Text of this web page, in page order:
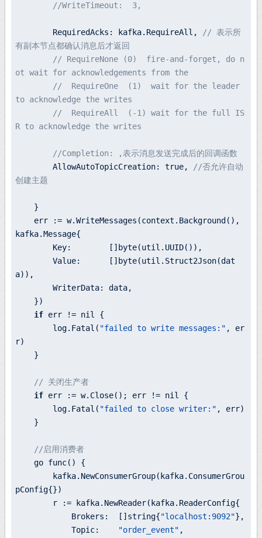
//WriteTimeout:  3,
        RequiredAcks:
kafka. RequireAll,
// 表示所
有副本节点都确认消息后才返回
// RequireNone (0)  fire-and-forget, do n
ot wait for acknowledgements from the
//  RequireOne  (1)  wait for the leader
to acknowledge the writes
//  RequireAll  (-1) wait for the full IS
R to acknowledge the writes
//Completion: ,表示消息发送完成后的回调函数
        AllowAutoTopicCreation: true,
//否允许自动
创建主题
    err :=
w.WriteMessages(context.
kafka.Message{
        Key:
[] byte(util. UUID()),
        Value:
[] byte(util. Struct2Json(dat
a)),
if err != nil {
log. Fatal( "failed to write messages:" , er
r)
// 关闭生产者
if err := w. Close(); err != nil {
log. Fatal( "failed to close writer:" , err)
//启用消费者
kafka. NewConsumerGroup( kafka. ConsumerGrou
pConfig{})
        r :=
kafka. NewReader( kafka. ReaderConfig{
            Brokers:
[] string{"localhost:9092"},
            Topic:
"order_event" ,